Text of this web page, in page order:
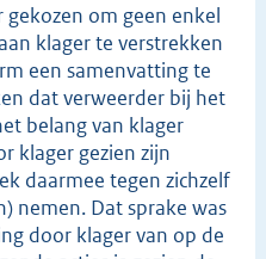
om geen enkel
klager te verstrekken
een samenvatting te
dat verweerder bij het
belang van klager
klager gezien zijn
daarmee tegen zichzelf
nemen. Dat sprake was
door klager van op de